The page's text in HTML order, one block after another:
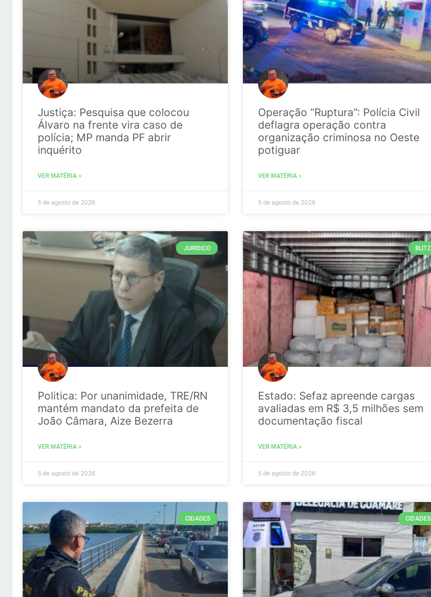
Justiça: Pesquisa que colocou
Álvaro na frente vira caso de
polícia; MP manda PF abrir
inquérito
VER MATÉRIA »
5 de agosto de 2026
Operação “Ruptura”: Polícia Civil
deflagra operação contra
organização criminosa no Oeste
potiguar
VER MATÉRIA »
5 de agosto de 2026
JURIDICO
Politica: Por unanimidade, TRE/RN
mantém mandato da prefeita de
João Câmara, Aize Bezerra
VER MATÉRIA »
5 de agosto de 2026
BLITZ
Estado: Sefaz apreende cargas
avaliadas em R$ 3,5 milhões sem
documentação fiscal
VER MATÉRIA »
5 de agosto de 2026
CIDADES CIDADES